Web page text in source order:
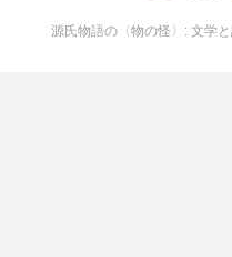
源氏物語の〈物の怪〉: 文学